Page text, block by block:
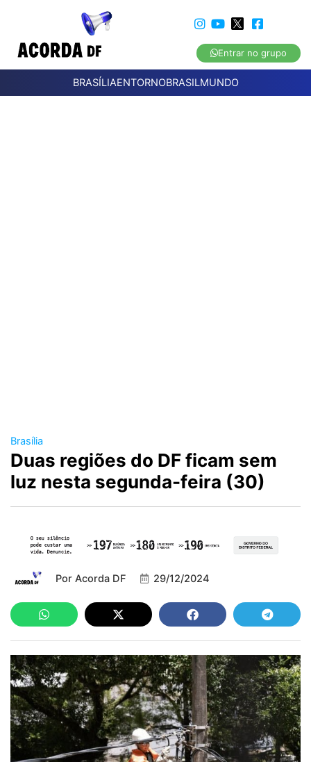
Entrar no grupo
BRASÍLIAENTORNOBRASILMUNDO
Brasília
Duas regiões do DF ficam sem
luz nesta segunda-feira (30)
Por Acorda DF 29/12/2024